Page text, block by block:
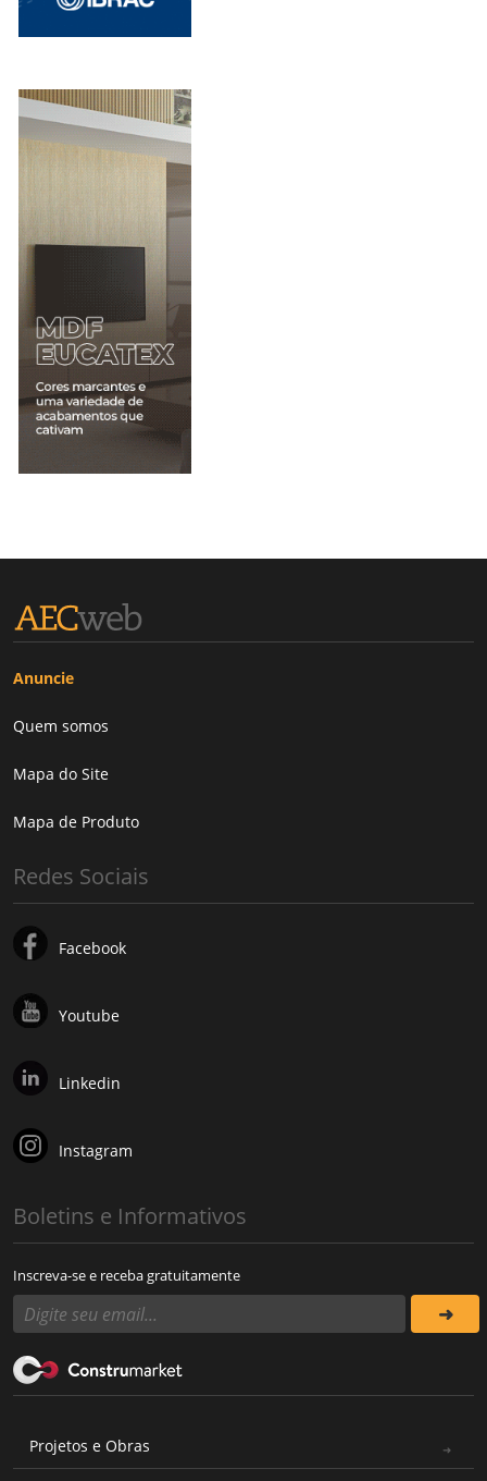
Anuncie
Quem somos
Mapa do Site
Mapa de Produto
Redes Sociais
Facebook
Youtube
Linkedin
Instagram
Boletins e Informativos
Inscreva-se e receba gratuitamente
Projetos e Obras